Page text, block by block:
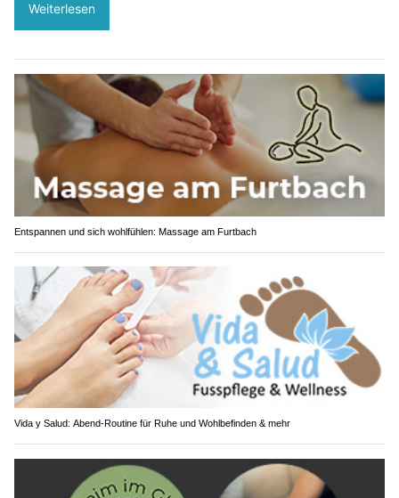
Weiterlesen
Entspannen und sich wohlfühlen: Massage am Furtbach
Vida y Salud: Abend-Routine für Ruhe und Wohlbefinden & mehr